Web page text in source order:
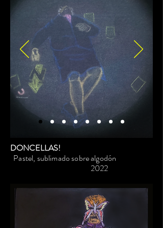
ante los espectadores como un exceso,
como “una forma patológica,
desmesurada, irregular y desviada de
existencia y conducta” (Moraña, 2017).
La imagen monstruosa es un desafío
visual que desestabiliza el sentido
común y obliga al espectador a
cuestionar lo que le resulta familiar.
Orjuela utiliza la presencia del monstruo
para desenmascarar los intentos de la
estructura social por de homogeneizar la
vida, al tiempo que produce alteridades.
Orjuela revela su modus operandi al
formas de producción de la imagen, es
así como deviene en una suerte de
Kraken, una criatura tentacular que reta
DONCELLAS!
Pastel, sublimado sobre algodón
2022